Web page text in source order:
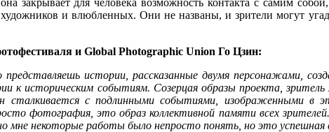
закрывает для человека возможность контакта с самим
и влюбленных. Они не названы, и зрители могут
и Global Photographic Union Го Цзин:
истории, рассказанные двумя персонажами,
к историческим событиям. Созерцая образы проекта,
с подлинными событиями, изображенными в
фотография, это образ коллективной памяти всех
мне некоторые работы было непросто понять, но это успешная